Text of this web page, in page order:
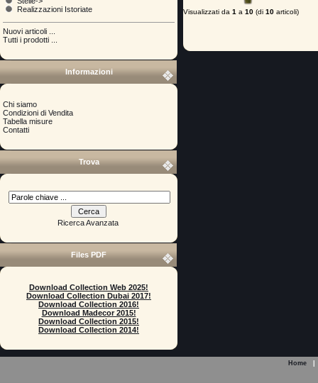
Realizzazioni Istoriate
Nuovi articoli ...
Tutti i prodotti ...
Informazioni
Chi siamo
Condizioni di Vendita
Tabella misure
Contatti
Trova
Ricerca Avanzata
Files PDF
Download Collection Web 2025!
Download Collection Dubai 2017!
Download Collection 2016!
Download Madecor 2015!
Download Collection 2015!
Download Collection 2014!
Visualizzati da 1 a 10 (di 10 articoli)
Home